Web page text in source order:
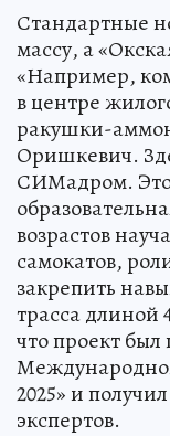
Стандартные
массу, а
«Например,
в центре
ракушки-
Оришкевич.
СИМадром.
возрастов
самокатов,
закрепить
трасса длиной
что проект
2025» и
экспертов.